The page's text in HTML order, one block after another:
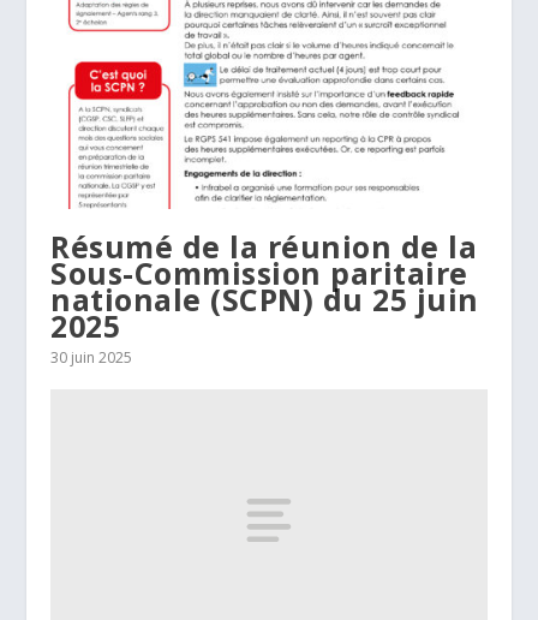
Résumé de la réunion de la
Sous-Commission paritaire
nationale (SCPN) du 25 juin
2025
30 juin 2025